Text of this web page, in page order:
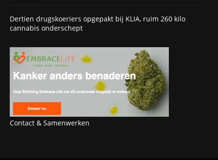
Dertien drugskoeriers opgepakt bij KLIA, ruim 260 kilo
cannabis onderschept
Contact & Samenwerken